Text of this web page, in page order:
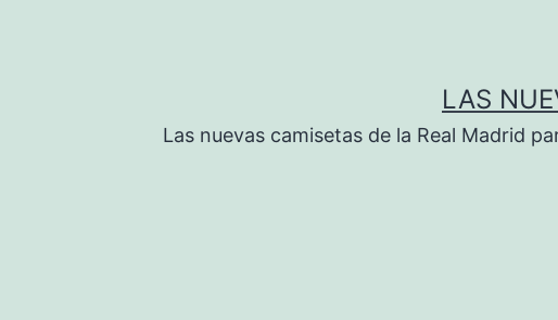
LAS
Las nuevas camisetas de la Real Madrid